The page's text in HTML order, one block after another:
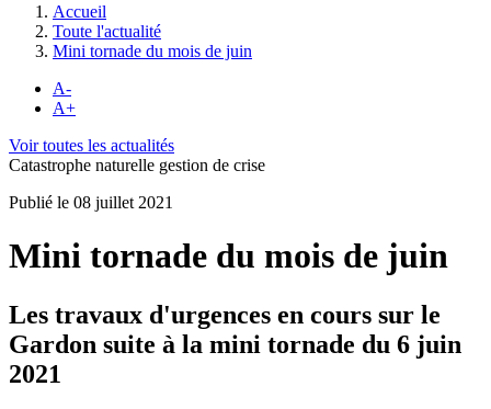
Accueil
Toute l'actualité
Mini tornade du mois de juin
A-
A+
Voir toutes les actualités
Catastrophe naturelle gestion de crise
Publié le 08 juillet 2021
Mini tornade du mois de juin
Les travaux d'urgences en cours sur le
Gardon suite à la mini tornade du 6 juin
2021